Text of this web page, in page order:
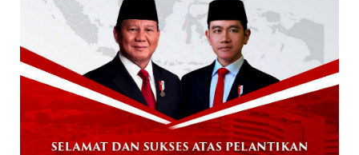
DAERAH
Paslon Wagi Unggul Sementara di Pilgub
Papua Tengah, Versi J...
December 02, 2024
NABIRE
Rayakan HUT TNI ke-79. Dandim 1705
Nabire Gandeng Pelaku UMK...
October 23, 2024